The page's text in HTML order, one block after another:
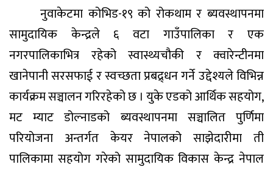
नुवाकेटमा कोभिड-१९ को रोकथाम र ब्यवस्थापनमा
सामुदायिक केन्द्रले ६ वटा गाउँपालिका र एक
नगरपालिकाभित्र रहेको स्वास्थ्यचौकी र क्वारेन्टीनमा
खानेपानी सरसफाई र स्वच्छता प्रबद्र्धन गर्ने उद्देश्यले विभिन्न
कार्यक्रम सञ्चालन गरिरहेको छ । युके एडको आर्थिक सहयोग,
मट म्याट डोल्नाडको ब्यवस्थापनमा सञ्चालित पुर्णिमा
परियोजना अन्तर्गत केयर नेपालको साझेदारीमा ती
पालिकामा सहयोग गरेको सामुदायिक विकास केन्द्र नेपाल